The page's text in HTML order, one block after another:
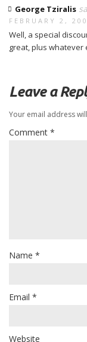
George Tziralis
FEBRUARY 2,
Well, a special
great, plus whatever
Leave a
Your email address
Comment *
Name *
Email *
Website